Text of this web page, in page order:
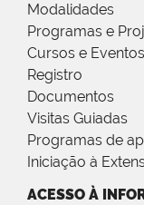
Modalidades
Programas e
Cursos e Eventos
Registro
Documentos
Visitas Guiadas
Programas de
Iniciação à
ACESSO À